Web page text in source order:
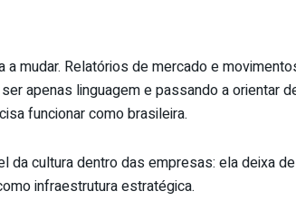
mudar. Relatórios de mercado e
apenas linguagem e passando a orientar
funcionar como brasileira.
da cultura dentro das empresas: ela deixa
infraestrutura estratégica.